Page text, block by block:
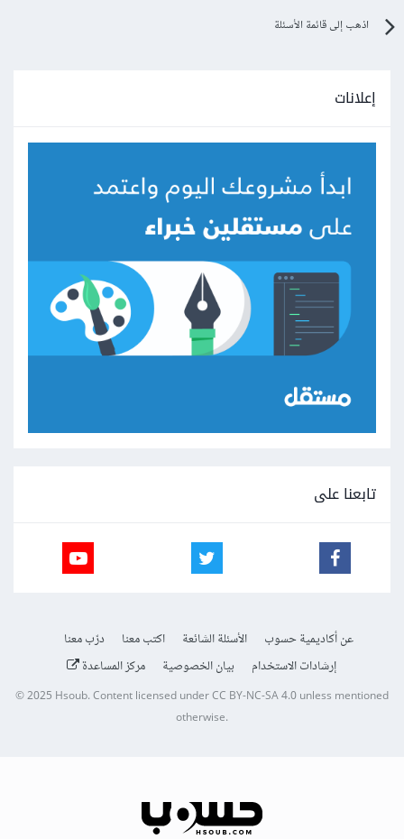
اذهب إلى قائمة الأسئلة
إعلانات
تابعنا على
عن أكاديمية حسوب الأسئلة الشائعة اكتب معنا
درّب معنا
إرشادات الاستخدام
بيان الخصوصية مركز المساعدة
© 2025Hsoub.Content licensed underCC BY-NC-SA 4.0unless mentioned
otherwise.